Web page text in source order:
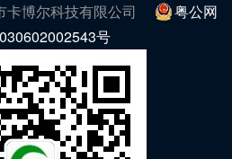
博尔科技有限公司
粤公网
号